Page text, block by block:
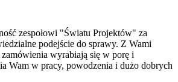
zespołowi "Światu Projektów" za
podejście do sprawy. Z Wami
wyrabiają się w porę i
Wam w pracy, powodzenia i dużo dobrych